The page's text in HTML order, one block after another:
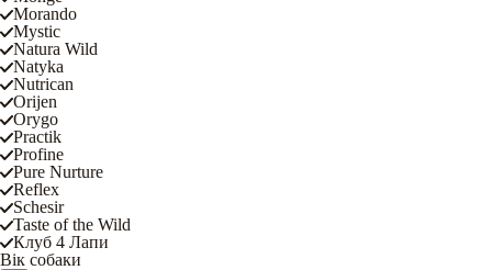
Morando
Mystic
Natura Wild
Natyka
Nutrican
Orijen
Orygo
Practik
Profine
Pure Nurture
Reflex
Schesir
Taste of the Wild
Клуб 4 Лапи
Вік собаки